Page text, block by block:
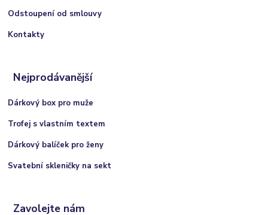
Odstoupení od smlouvy
Kontakty
Nejprodávanější
Dárkový box pro muže
Trofej s vlastním textem
Dárkový balíček pro ženy
Svatební skleničky na sekt
Zavolejte nám